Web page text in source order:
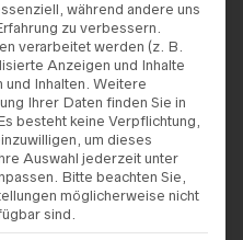
während andere uns
zu verbessern.
verarbeitet werden (z. B.
Anzeigen und Inhalte
Inhalten. Weitere
Ihrer Daten finden Sie in
besteht keine Verpflichtung,
um dieses
Auswahl jederzeit unter
Bitte beachten Sie,
möglicherweise nicht
sind.